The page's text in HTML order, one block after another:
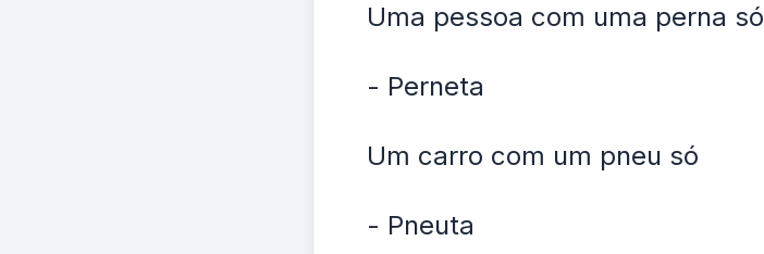
Uma pessoa com uma perna só
- Perneta
Um carro com um pneu só
- Pneuta